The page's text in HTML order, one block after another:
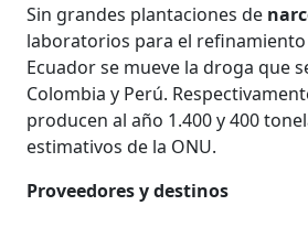
Sin grandes plantaciones de
laboratorios para el
Ecuador se mueve la droga que
Colombia y Perú.
producen al año 1.400 y 400
estimativos de la ONU.
Proveedores y destinos